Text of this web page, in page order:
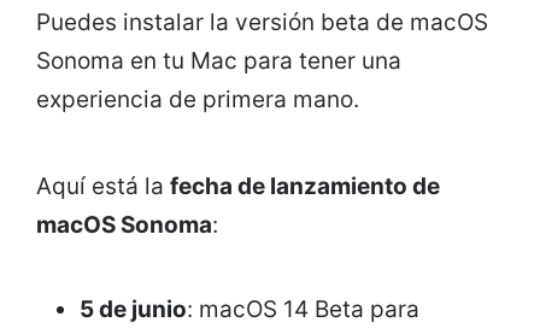
Puedes instalar la versión beta de macOS
Sonoma en tu Mac para tener una
experiencia de primera mano.
Aquí está la fecha de lanzamiento de
macOS Sonoma:
5 de junio: macOS 14 Beta para